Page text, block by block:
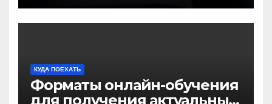
КУДА ПОЕХАТЬ
Форматы онлайн-обучения
для получения актуальных